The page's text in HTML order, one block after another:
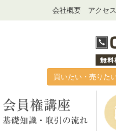
会社概要 アクセス
買いたい・売りた